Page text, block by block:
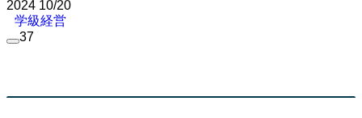
2024 10/20
学級経営
37